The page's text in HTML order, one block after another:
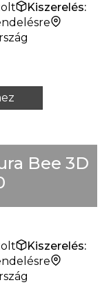
Kiszerelés:
Bee 3D
Kiszerelés: